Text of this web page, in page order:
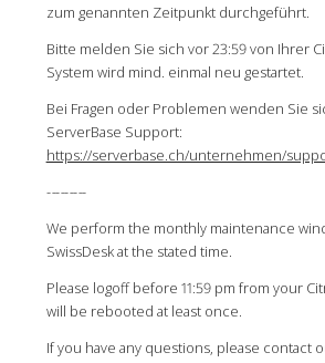
zum genannten Zeitpunkt durchgeführt.
Bitte melden Sie sich vor 23:59 von Ihrer
System wird mind. einmal neu gestartet.
Bei Fragen oder Problemen wenden Sie
ServerBase Support:
https://serverbase.ch/unternehmen/
---------
We perform the monthly maintenance
SwissDesk at the stated time.
Please logoff before 11:59 pm from your
will be rebooted at least once.
If you have any questions, please contact